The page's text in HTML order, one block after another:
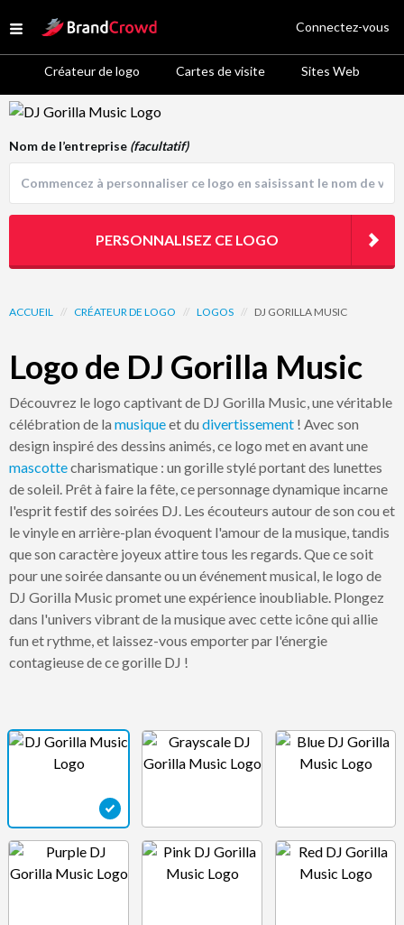
Open menu
Site Logo
Créateur de logo Cartes de visite Sites Web
Connectez-vous
Logo Template Preview
ACCUEIL // CRÉATEUR DE LOGO // LOGOS // DJ GORILLA MUSIC
Logo de DJ Gorilla Music
Découvrez le logo captivant de DJ Gorilla Music, une véritable
célébration de la musiqueet du divertissement ! Avec son
design inspiré des dessins animés, ce logo met en avant une
mascottecharismatique : un gorille stylé portant des lunettes
de soleil. Prêt à faire la fête, ce personnage dynamique incarne
l'esprit festif des soirées DJ. Les écouteurs autour de son cou et
le vinyle en arrière-plan évoquent l'amour de la musique, tandis
que son caractère joyeux attire tous les regards. Que ce soit
pour une soirée dansante ou un événement musical, le logo de
DJ Gorilla Music promet une expérience inoubliable. Plongez
dans l'univers vibrant de la musique avec cette icône qui allie
fun et rythme, et laissez-vous emporter par l'énergie
contagieuse de ce gorille DJ !
Nom de l’entreprise (facultatif)
PERSONNALISEZ CE LOGO